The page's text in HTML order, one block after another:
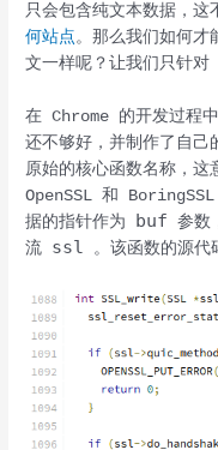
只会包含纯文本数据，
何站点。那么我们如何才
文一样呢？让我们只针对
在 Chrome 的开发过程
还不够好，并制作了自己
原始的核心函数名称，这
OpenSSL 和 BoringSSL
据的指针作为 buf 参数
流 ssl 。该函数的源代